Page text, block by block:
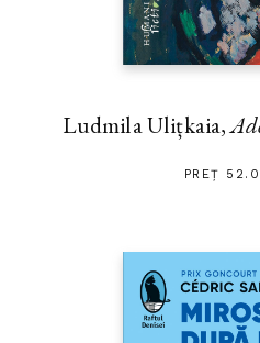
Ludmila Ulițkaia,
PREȚ